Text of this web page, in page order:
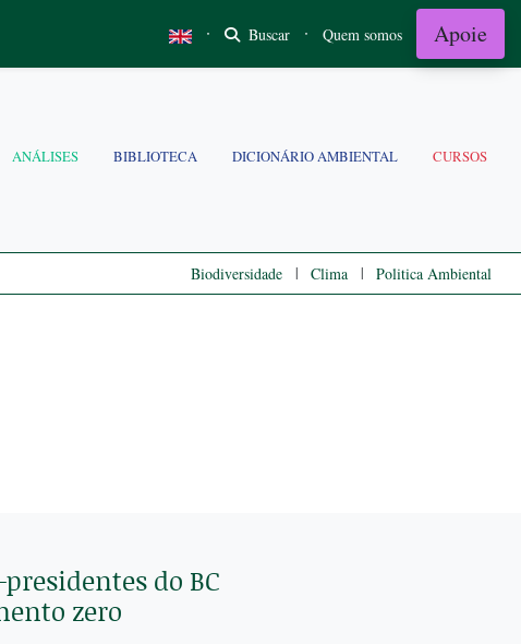
· Buscar · Quem somos Apoie
ANÁLISES BIBLIOTECA DICIONÁRIO AMBIENTAL CURSOS
Biodiversidade | Clima | Politica Ambiental
do BC
zero